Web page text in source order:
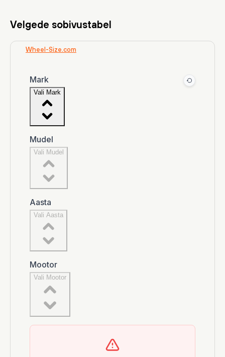
Velgede sobivustabel
Wheel-Size.com